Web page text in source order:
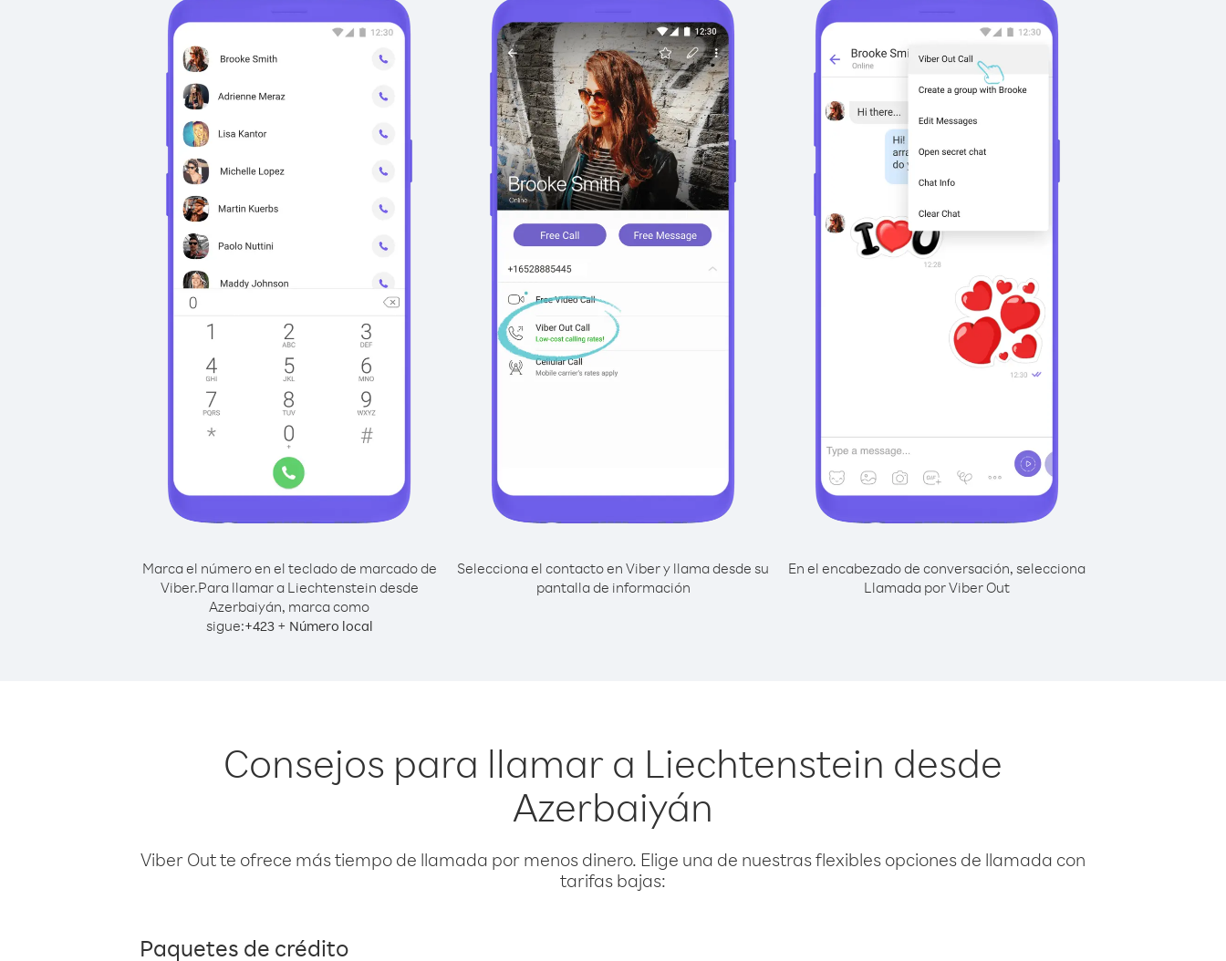
Marca el número en el teclado de marcado de
Viber.Para llamar a Liechtenstein desde
Azerbaiyán, marca como
sigue:+423+ Número local
Selecciona el contacto en Viber y llama desde su
pantalla de información
En el encabezado de conversación, selecciona
Llamada por Viber Out
Consejos para llamar a Liechtenstein desde
Azerbaiyán
Viber Out te ofrece más tiempo de llamada por menos dinero. Elige una de nuestras flexibles opciones de llamada con
tarifas bajas:
Paquetes de crédito